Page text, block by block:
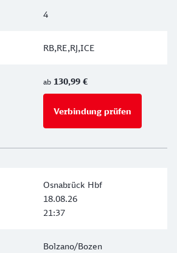
4
RB,RE,RJ,ICE
ab 130,99 €
Verbindung prüfen
Osnabrück Hbf
18.08.26
21:37
Bolzano/Bozen